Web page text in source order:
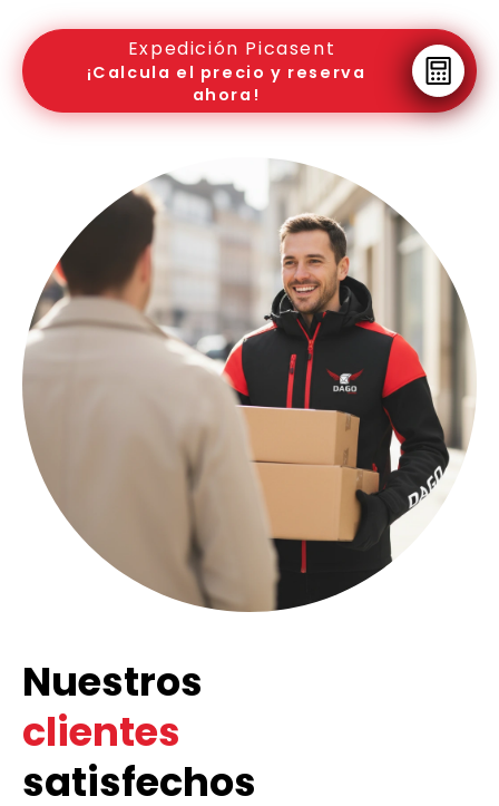
Expedición Picasent
¡Calcula el precio y reserva
ahora!
Nuestros
clientes
satisfechos